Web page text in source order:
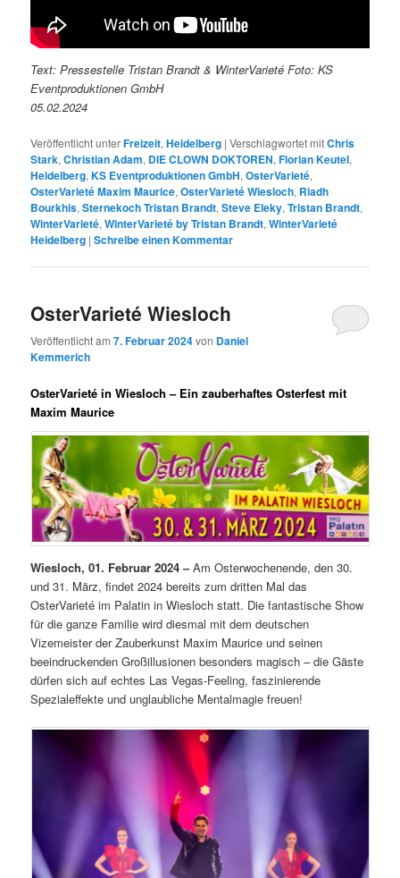
Text: Pressestelle Tristan Brandt & WinterVarieté Foto: KS
Eventproduktionen GmbH
05.02.2024
Veröffentlicht unterFreizeit,Heidelberg |Verschlagwortet mitChris
Stark,Christian Adam, DIE CLOWN DOKTOREN,Florian Keutel,
Heidelberg,KS Eventproduktionen GmbH,OsterVarieté,
OsterVarieté Maxim Maurice,OsterVarieté Wiesloch, Riadh
Bourkhis,Sternekoch Tristan Brandt,Steve Eleky,Tristan Brandt,
WinterVarieté,WinterVarieté by Tristan Brandt,WinterVarieté
Heidelberg |Schreibe einen Kommentar
OsterVarieté Wiesloch
Veröffentlicht am7. Februar 2024von Daniel
Kemmerich
OsterVarieté in Wiesloch – Ein zauberhaftes Osterfest mit
Maxim Maurice
Wiesloch, 01. Februar 2024 –Am Osterwochenende, den 30.
und 31. März, findet 2024 bereits zum dritten Mal das
OsterVarieté im Palatin in Wiesloch statt. Die fantastische Show
für die ganze Familie wird diesmal mit dem deutschen
Vizemeister der Zauberkunst Maxim Maurice und seinen
beeindruckenden Großillusionen besonders magisch – die Gäste
dürfen sich auf echtes Las Vegas-Feeling, faszinierende
Spezialeffekte und unglaubliche Mentalmagie freuen!